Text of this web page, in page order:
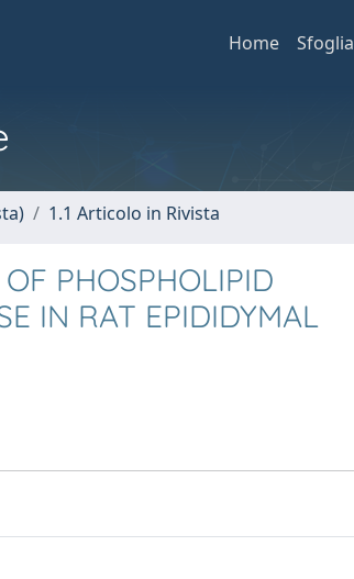
Home Sfoglia
1.1 Articolo in Rivista
PHOSPHOLIPID
IN RAT EPIDIDYMAL